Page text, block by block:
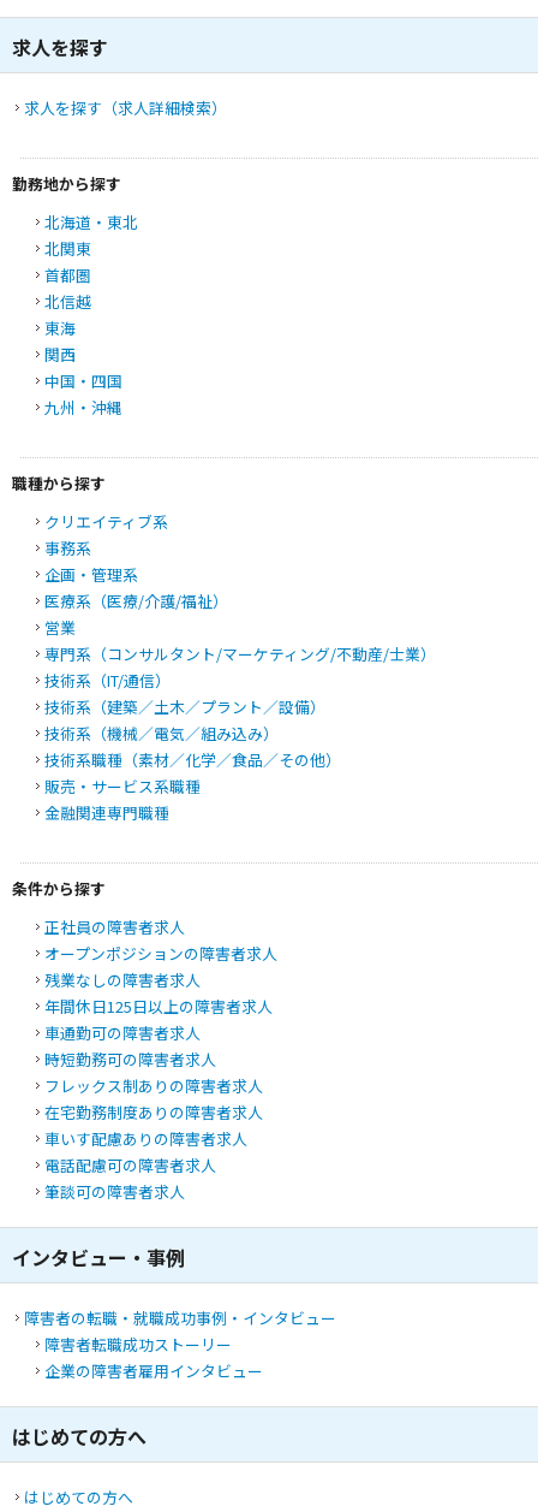
求人を探す
求人を探す（求人詳細検索）
勤務地から探す
北海道・東北
北関東
首都圏
北信越
東海
関西
中国・四国
九州・沖縄
職種から探す
クリエイティブ系
事務系
企画・管理系
医療系（医療/介護/福祉）
営業
専門系（コンサルタント/マーケティング/不動産/士業）
技術系（IT/通信）
技術系（建築／土木／プラント／設備）
技術系（機械／電気／組み込み）
技術系職種（素材／化学／食品／その他）
販売・サービス系職種
金融関連専門職種
条件から探す
正社員の障害者求人
オープンポジションの障害者求人
残業なしの障害者求人
年間休日125日以上の障害者求人
車通勤可の障害者求人
時短勤務可の障害者求人
フレックス制あり の障害者求人
在宅勤務制度あり の障害者求人
車いす配慮あり の障害者求人
電話配慮可の障害者求人
筆談可の障害者求人
インタビュー・事例
障害者の転職・就職成功事例・インタビュー
障害者転職成功ストーリー
企業の障害者雇用インタビュー
はじめての方へ
はじめての方へ